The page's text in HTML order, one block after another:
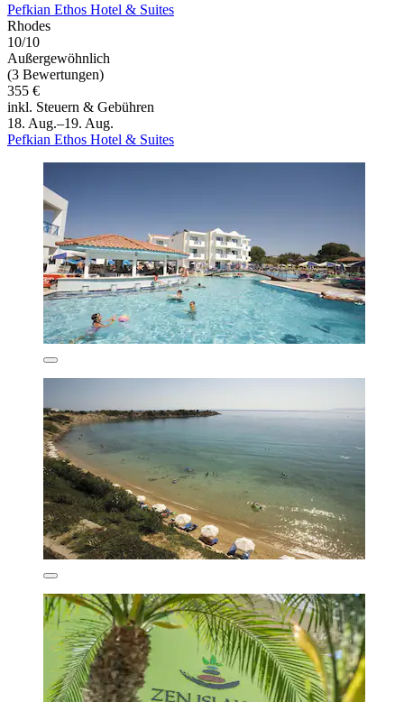
Pefkian Ethos Hotel & Suites
Rhodes
10/10
Außergewöhnlich
(3 Bewertungen)
355 €
inkl. Steuern & Gebühren
18. Aug.–19. Aug.
Pefkian Ethos Hotel & Suites